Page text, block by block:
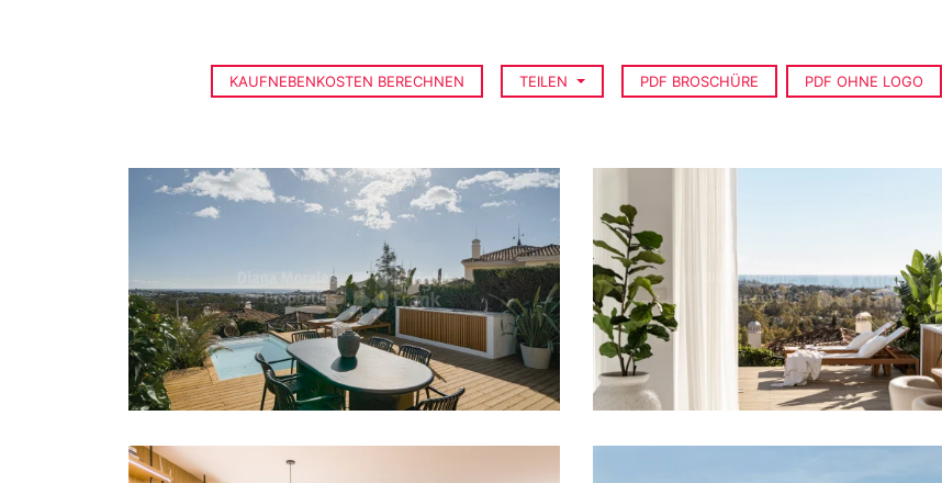
KAUFNEBENKOSTEN BERECHNEN TEILEN PDF BROSCHÜRE PDF OHNE LOGO